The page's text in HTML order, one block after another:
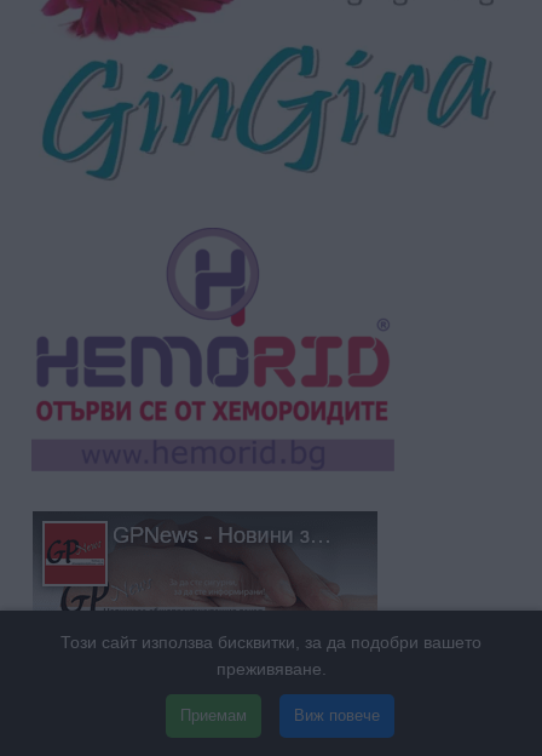
Този сайт използва бисквитки, за да подобри вашето
преживяване.
Приемам Виж повече